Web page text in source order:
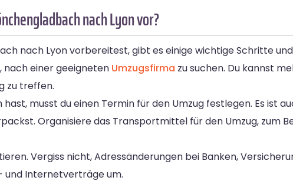
nach Lyon vor?
nach Lyon vorbereitest, gibt es einige wichtige Schritte
nach einer geeigneten Umzugsfirma zu suchen. Du kannst
zu treffen.
musst du einen Termin für den Umzug festlegen. Es ist
Organisiere das Transportmittel für den Umzug, zum
Vergiss nicht, Adressänderungen bei Banken,
und Internetverträge um.